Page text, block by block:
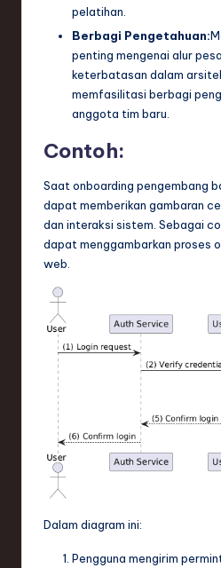
pelatihan.
Berbagi Pengetahuan:
penting mengenai alur
keterbatasan dalam
memfasilitasi berbagi
anggota tim baru.
Contoh:
Saat onboarding pengembang
dapat memberikan gambaran
dan interaksi sistem. Sebagai
dapat menggambarkan proses
web.
Dalam diagram ini:
Pengguna mengirim